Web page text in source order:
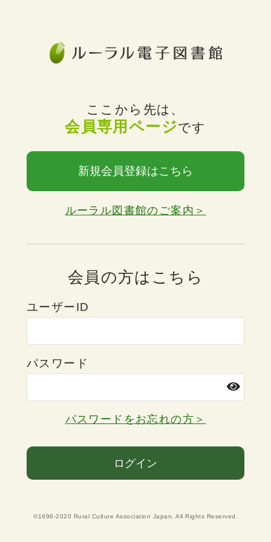
ここから先は、
会員専用ページです
新規会員登録はこちら
ルーラル図書館のご案内＞
会員の方はこちら
ユーザーID
パスワード
パスワードをお忘れの方＞
ログイン
©1996-2020 Rural Culture Association Japan. All Rights Reserved.